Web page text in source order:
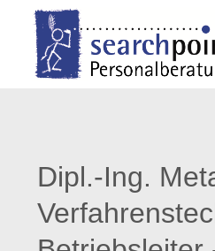
Login
Passwort
Dipl.-Ing.